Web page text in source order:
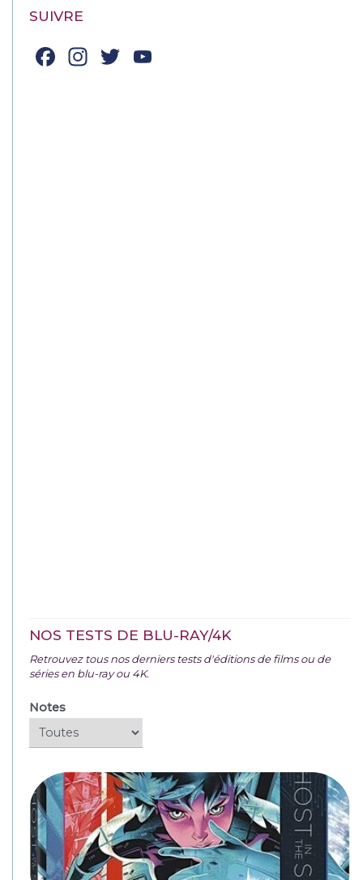
SUIVRE
Facebook
Instagram
Twitter
NOS TESTS DE BLU-RAY/4K
Retrouvez tous nos derniers tests d'éditions de films ou de
séries en blu-ray ou 4K.
Notes